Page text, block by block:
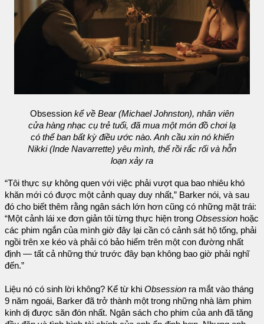
Obsession kể về Bear (Michael Johnston), nhân viên
cửa hàng nhạc cụ trẻ tuổi, đã mua một món đồ chơi lạ
có thể ban bất kỳ điều ước nào. Anh cầu xin nó khiến
Nikki (Inde Navarrette) yêu mình, thế rồi rắc rối và hỗn
loạn xảy ra
“Tôi thực sự không quen với việc phải vượt qua bao nhiêu khó
khăn mới có được một cảnh quay duy nhất,” Barker nói, và sau
đó cho biết thêm rằng ngân sách lớn hơn cũng có những mặt trái:
“Một cảnh lái xe đơn giản tôi từng thực hiện trong Obsession hoặc
các phim ngắn của mình giờ đây lại cần có cảnh sát hộ tống, phải
ngồi trên xe kéo và phải có bảo hiểm trên một con đường nhất
định — tất cả những thứ trước đây bạn không bao giờ phải nghĩ
đến.”
Liệu nó có sinh lời không? Kể từ khi Obsession ra mắt vào tháng
9 năm ngoái, Barker đã trở thành một trong những nhà làm phim
kinh dị được săn đón nhất. Ngân sách cho phim của anh đã tăng